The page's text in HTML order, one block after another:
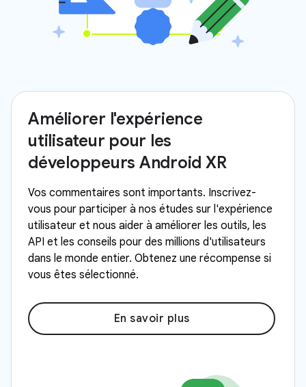
Améliorer l'expérience
utilisateur pour les
développeurs Android XR
Vos commentaires sont importants. Inscrivez-
vous pour participer à nos études sur l'expérience
utilisateur et nous aider à améliorer les outils, les
API et les conseils pour des millions d'utilisateurs
dans le monde entier. Obtenez une récompense si
vous êtes sélectionné.
En savoir plus